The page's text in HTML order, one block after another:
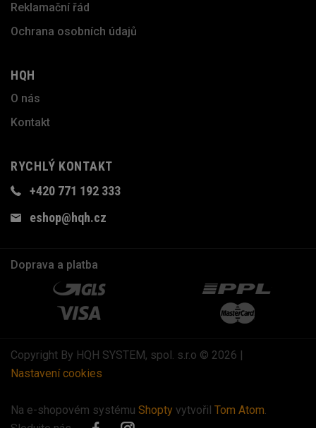
Reklamační řád
Ochrana osobních údajů
HQH
O nás
Kontakt
RYCHLÝ KONTAKT
+420 771 192 333
eshop@hqh.cz
Doprava a platba
Copyright By HQH SYSTEM, spol. s.r.o © 2026 |
Nastavení cookies
Na e-shopovém systému Shopty vytvořil Tom Atom.